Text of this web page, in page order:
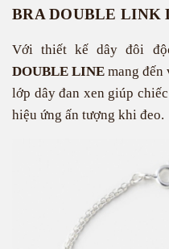
BRA DOUBLE LINK
Với thiết kế dây đôi
DOUBLE LINE mang đến
lớp dây đan xen giúp
hiệu ứng ấn tượng khi đeo.